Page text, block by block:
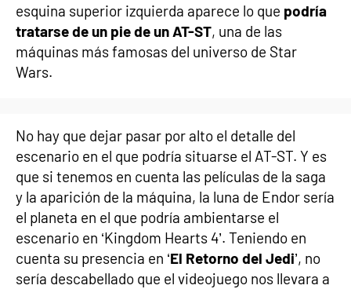
esquina superior izquierda aparece lo que podría
tratarse de un pie de un AT-ST, una de las
máquinas más famosas del universo de Star
Wars.
No hay que dejar pasar por alto el detalle del
escenario en el que podría situarse el AT-ST. Y es
que si tenemos en cuenta las películas de la saga
y la aparición de la máquina, la luna de Endor sería
el planeta en el que podría ambientarse el
escenario en ‘Kingdom Hearts 4’. Teniendo en
cuenta su presencia en ‘El Retorno del Jedi’, no
sería descabellado que el videojuego nos llevara a